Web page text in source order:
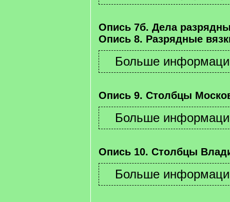
Опись 7б. Дела
Опись 8. Разрядные
Опись 9. Столбцы
Опись 10. Столбцы